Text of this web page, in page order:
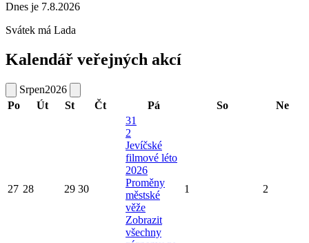
Dnes je 7.8.2026
Svátek má Lada
Kalendář veřejných akcí
Srpen2026
Po
Út St Čt Pá So Ne
27 28 29 30
31
2
Jevíčské
filmové léto
2026
Proměny
městské
věže
Zobrazit
všechny
1 2